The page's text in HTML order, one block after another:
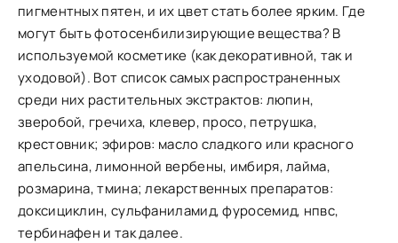
пигментных пятен, и их цвет стать более ярким. Где
могут быть фотосенбилизирующие вещества? В
используемой косметике (как декоративной, так и
уходовой). Вот список самых распространенных
среди них растительных экстрактов: люпин,
зверобой, гречиха, клевер, просо, петрушка,
крестовник; эфиров: масло сладкого или красного
апельсина, лимонной вербены, имбиря, лайма,
розмарина, тмина; лекарственных препаратов:
доксициклин, сульфаниламид, фуросемид, нпвс,
тербинафен и так далее.